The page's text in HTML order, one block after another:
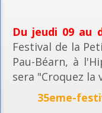
Du jeudi 09 au
Festival de la
Pau-Béarn, à
sera "Croquez la
35eme-